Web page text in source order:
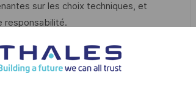
sur les choix techniques, et
responsabilité.
d’architecture, fiches de recette, etc.
au maintien en conditions de